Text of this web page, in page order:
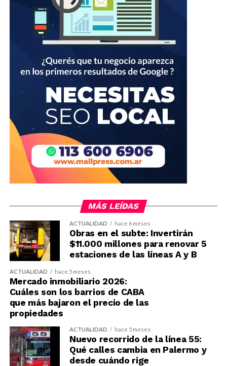
MÁS LEÍDAS
ACTUALIDAD hace 6 meses
Obras en el subte: Invertirán
$11.000 millones para renovar 5
estaciones de las líneas A y B
ACTUALIDAD hace 5 meses
Mercado inmobiliario 2026:
Cuáles son los barrios de CABA
que más bajaron el precio de las
propiedades
ACTUALIDAD hace 5 meses
Nuevo recorrido de la línea 55:
Qué calles cambia en Palermo y
desde cuándo rige